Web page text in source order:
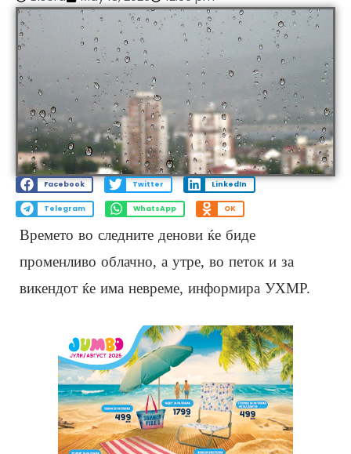
Facebook Twitter LinkedIn
Telegram WhatsApp OK
Времето во следните денови ќе биде
променливо облачно, а утре, во петок и за
викендот ќе има невреме, информира УХМР.